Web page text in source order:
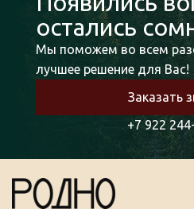
остались
Мы поможем во всем
лучшее решение для Вас!
Заказать
+7 922